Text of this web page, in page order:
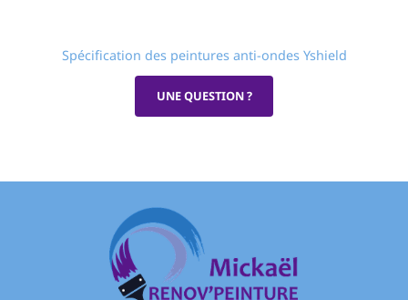
Spécification des peintures anti-ondes Yshield
UNE QUESTION ?